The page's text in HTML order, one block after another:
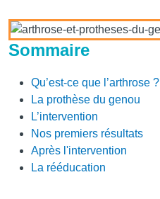
Sommaire
Qu’est-ce que l’arthrose ?
La prothèse du genou
L’intervention
Nos premiers résultats
Après l'intervention
La rééducation